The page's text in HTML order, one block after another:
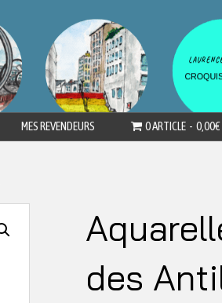
MES REVENDEURS 0 ARTICLE 0,00€
des